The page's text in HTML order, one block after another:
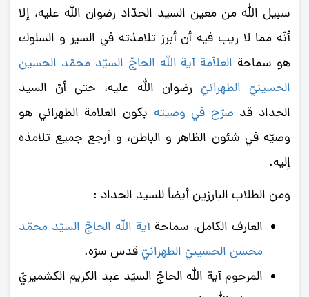
سبيل الله من معين السيد الحدّاد رضوان الله عليه، إلا
أنّه مما لا ريب فيه أن أبرز تلامذته في السير و السلوك
هو سماحة العلاّمة آیة ‌الله الحاجّ السیّد محمّد الحسین
الحسینيّ الطهرانيّ رضوان الله عليه، حتى أنّ السيد
الحداد قد صرّح في وصيته بكون العلامة الطهراني هو
وصيّه في شئون الظاهر و الباطن، و أرجع جميع تلامذه
إليه.
ومن الطلاب البارزين أيضاً للسيد الحداد :
العارف الكامل، سماحةآیة ‌الله الحاجّ السیّد محمّد
محسن الحسینيّ الطهرانيّ قدس سرّه.
المرحوم آیة ‌الله الحاجّ السیّد عبد الكریم الكشمیريّ